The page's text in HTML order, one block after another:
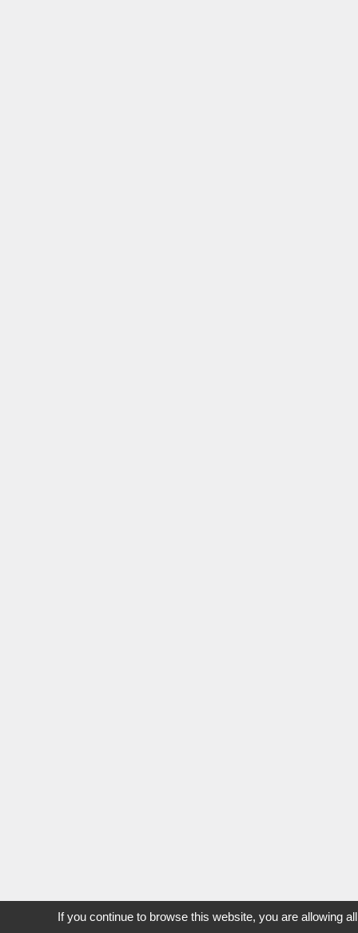
If you continue to browse this website, you are allowing